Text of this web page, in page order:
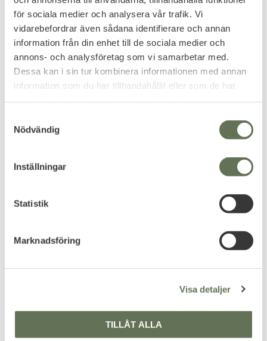
för sociala medier och analysera vår trafik. Vi
vidarebefordrar även sådana identifierare och annan
information från din enhet till de sociala medier och
annons- och analysföretag som vi samarbetar med.
Dessa kan i sin tur kombinera informationen med annan
information som du har tillhandahållit eller som de har
Nödvändig
Inställningar
Statistik
Marknadsföring
Visa detaljer
TILLÅT ALLA
111 KR
Bra kvalitet 100% bomull.
95
hatt Skärm
skärm och emblem.
Add to favorites
Mil-Tec Sjömansmössa
emblem & band.